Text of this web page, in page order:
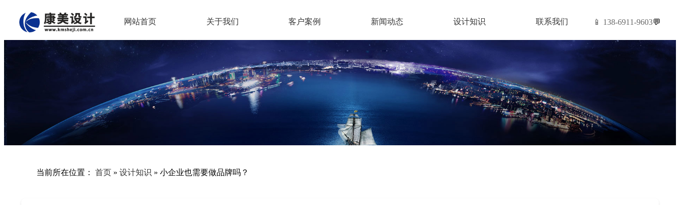
网站首页 关于我们 客户案例 新闻动态 设计知识 联系我们 📱 138-6911-9603💬
当前所在位置： 首页 » 设计知识 » 小企业也需要做品牌吗？